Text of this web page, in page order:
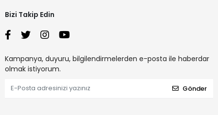
Bizi Takip Edin
Kampanya, duyuru, bilgilendirmelerden e-posta ile haberdar
olmak istiyorum.
Gönder